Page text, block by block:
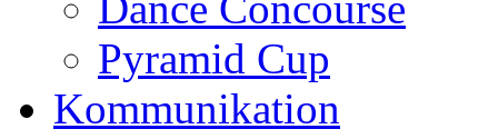
Pyramid Cup
Kommunikation